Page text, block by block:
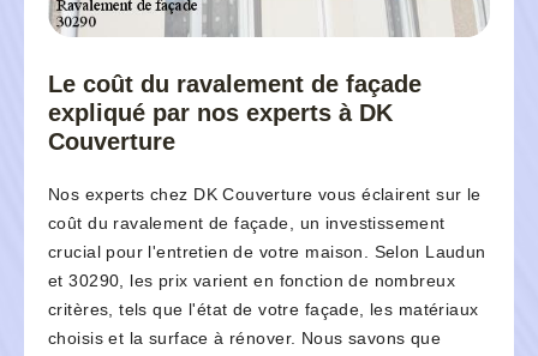
Le coût du ravalement de façade
expliqué par nos experts à DK
Couverture
Nos experts chez DK Couverture vous éclairent sur le
coût du ravalement de façade, un investissement
crucial pour l'entretien de votre maison. Selon Laudun
et 30290, les prix varient en fonction de nombreux
critères, tels que l'état de votre façade, les matériaux
choisis et la surface à rénover. Nous savons que